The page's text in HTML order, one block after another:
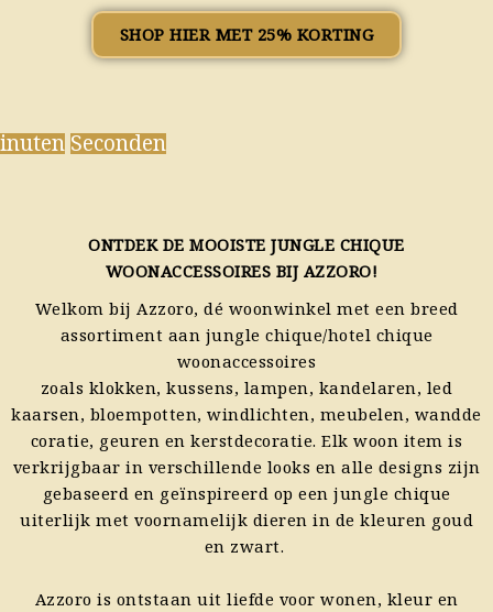
SHOP HIER MET 25% KORTING
Seconden
ONTDEK DE MOOISTE JUNGLE CHIQUE
WOONACCESSOIRES BIJ AZZORO!
Welkom bij Azzoro, dé woonwinkel met een breed
assortiment aan jungle chique/hotel chique
woonaccessoires
zoals klokken,kussens, lampen, kandelaren, led
kaarsen, bloempotten,windlichten, meubelen, wandde
coratie, geuren enkerstdecoratie. Elk woon item is
verkrijgbaar in verschillende looks en alle designs zijn
gebaseerd en geïnspireerd op een jungle chique
uiterlijk met voornamelijk dieren in de kleuren goud
en zwart.
Azzoro is ontstaan uit liefde voor wonen, kleur en